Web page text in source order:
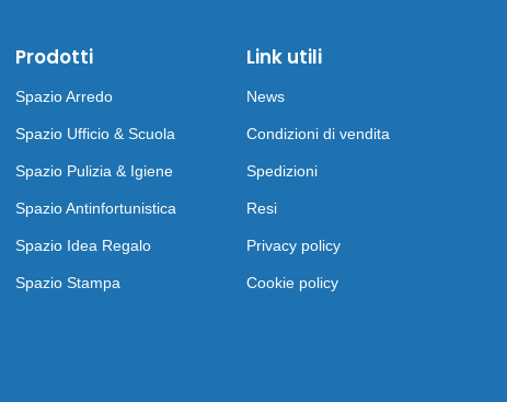
Prodotti
Spazio Arredo
Spazio Ufficio & Scuola
Spazio Pulizia & Igiene
Spazio Antinfortunistica
Spazio Idea Regalo
Spazio Stampa
Link utili
News
Condizioni di vendita
Spedizioni
Resi
Privacy policy
Cookie policy